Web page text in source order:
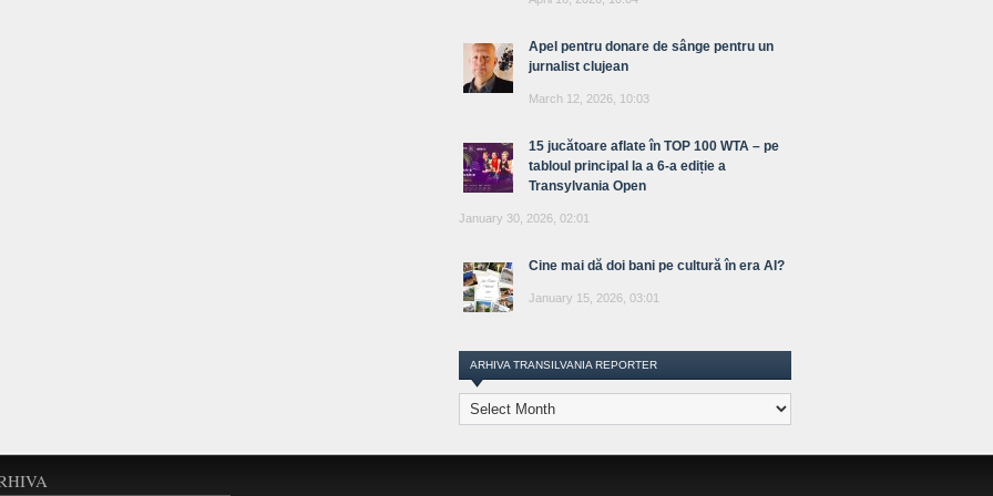
Apel pentru donare de sânge pentru un
jurnalist clujean
March 12, 2026, 10:03
15 jucătoare aflate în TOP 100 WTA – pe
tabloul principal la a 6-a ediție a
Transylvania Open
January 30, 2026, 02:01
Cine mai dă doi bani pe cultură în era AI?
January 15, 2026, 03:01
ARHIVA TRANSILVANIA REPORTER
Arhiva
Transilvania